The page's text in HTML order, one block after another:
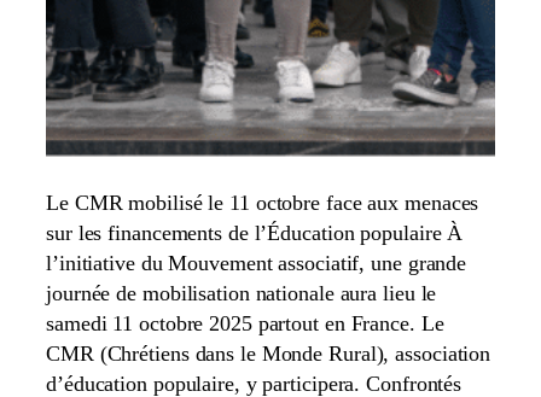
Le CMR mobilisé le 11 octobre face aux menaces
sur les financements de l’Éducation populaire À
l’initiative du Mouvement associatif, une grande
journée de mobilisation nationale aura lieu le
samedi 11 octobre 2025 partout en France. Le
CMR (Chrétiens dans le Monde Rural), association
d’éducation populaire, y participera. Confrontés